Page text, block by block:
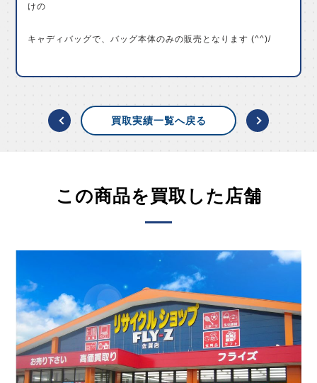
けの
キャディバッグで、バッグ本体のみの販売となります (^^)/
買取実績一覧へ戻る
この商品を買取した店舗